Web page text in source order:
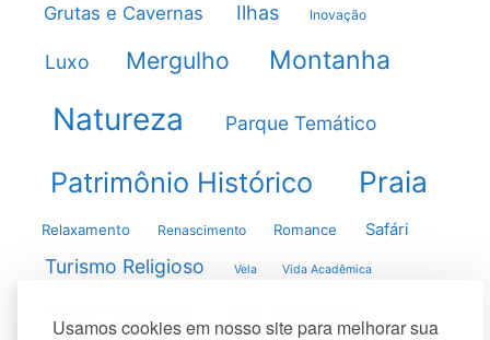
Usamos cookies em nosso site para melhorar sua
Grutas e Cavernas Ilhas Inovação
Luxo Mergulho Montanha
Natureza Parque Temático
Patrimônio Histórico Praia
Relaxamento Renascimento Romance Safári
Turismo Religioso Vela Vida Acadêmica